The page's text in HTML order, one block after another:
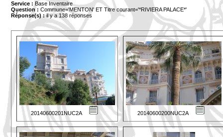
Service : Base Inventaire
Question : Commune='MENTON' ET Titre courant='*RIVIERA PALACE*'
Réponse(s) :il y a 138 réponses
20140600201NUC2A 20140600200NUC2A